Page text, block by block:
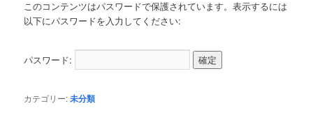
このコンテンツはパスワードで保護されています。表示するには
以下にパスワードを入力してください:
パスワード:
カテゴリー:未分類